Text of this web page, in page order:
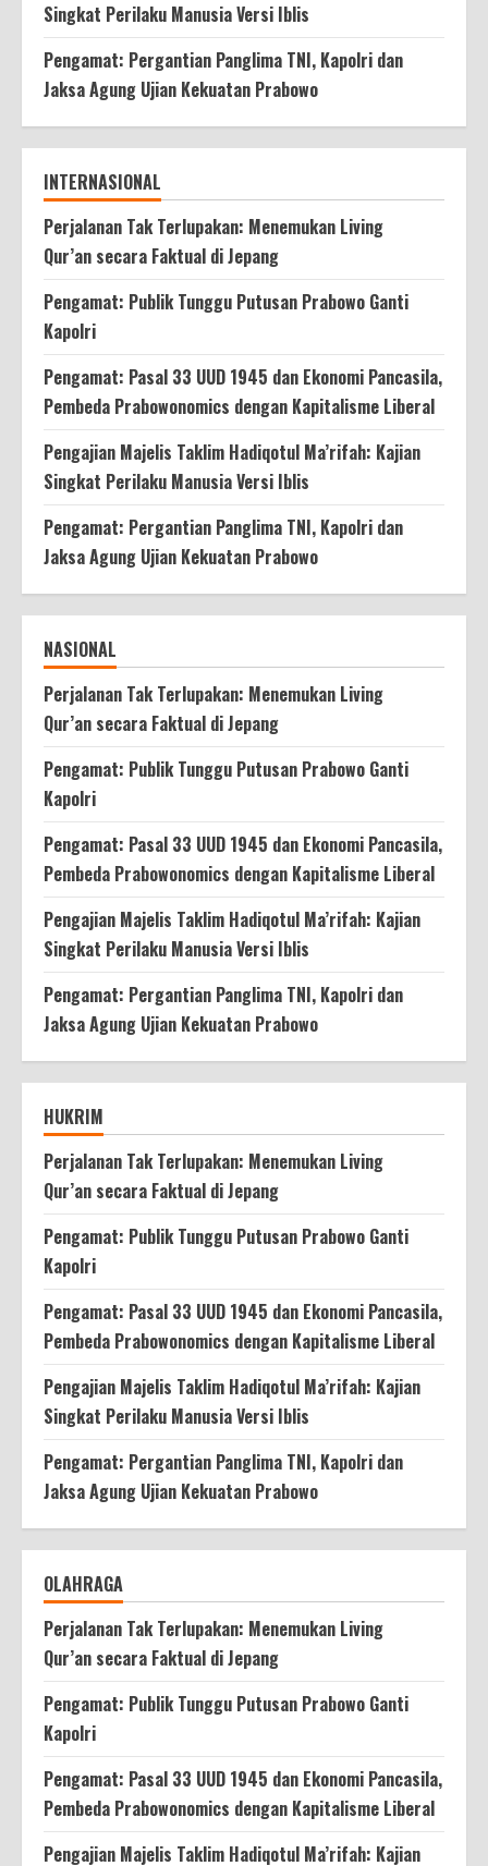
Singkat Perilaku Manusia Versi Iblis
Pengamat: Pergantian Panglima TNI, Kapolri dan
Jaksa Agung Ujian Kekuatan Prabowo
INTERNASIONAL
Perjalanan Tak Terlupakan: Menemukan Living
Qur’an secara Faktual di Jepang
Pengamat: Publik Tunggu Putusan Prabowo Ganti
Kapolri
Pengamat: Pasal 33 UUD 1945 dan Ekonomi Pancasila,
Pembeda Prabowonomics dengan Kapitalisme Liberal
Pengajian Majelis Taklim Hadiqotul Ma’rifah: Kajian
Singkat Perilaku Manusia Versi Iblis
Pengamat: Pergantian Panglima TNI, Kapolri dan
Jaksa Agung Ujian Kekuatan Prabowo
NASIONAL
Perjalanan Tak Terlupakan: Menemukan Living
Qur’an secara Faktual di Jepang
Pengamat: Publik Tunggu Putusan Prabowo Ganti
Kapolri
Pengamat: Pasal 33 UUD 1945 dan Ekonomi Pancasila,
Pembeda Prabowonomics dengan Kapitalisme Liberal
Pengajian Majelis Taklim Hadiqotul Ma’rifah: Kajian
Singkat Perilaku Manusia Versi Iblis
Pengamat: Pergantian Panglima TNI, Kapolri dan
Jaksa Agung Ujian Kekuatan Prabowo
HUKRIM
Perjalanan Tak Terlupakan: Menemukan Living
Qur’an secara Faktual di Jepang
Pengamat: Publik Tunggu Putusan Prabowo Ganti
Kapolri
Pengamat: Pasal 33 UUD 1945 dan Ekonomi Pancasila,
Pembeda Prabowonomics dengan Kapitalisme Liberal
Pengajian Majelis Taklim Hadiqotul Ma’rifah: Kajian
Singkat Perilaku Manusia Versi Iblis
Pengamat: Pergantian Panglima TNI, Kapolri dan
Jaksa Agung Ujian Kekuatan Prabowo
OLAHRAGA
Perjalanan Tak Terlupakan: Menemukan Living
Qur’an secara Faktual di Jepang
Pengamat: Publik Tunggu Putusan Prabowo Ganti
Kapolri
Pengamat: Pasal 33 UUD 1945 dan Ekonomi Pancasila,
Pembeda Prabowonomics dengan Kapitalisme Liberal
Pengajian Majelis Taklim Hadiqotul Ma’rifah: Kajian